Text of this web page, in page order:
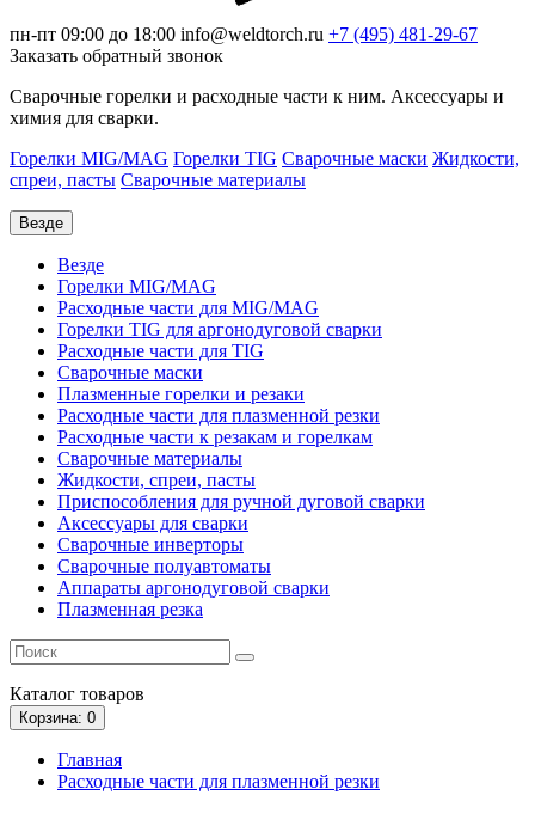
пн-пт 09:00 до 18:00 info@weldtorch.ru +7 (495) 481-29-67
Заказать обратный звонок
Сварочные горелки и расходные части к ним. Аксессуары и
химия для сварки.
Горелки MIG/MAG Горелки TIG Сварочные маски Жидкости,
спреи, пасты Сварочные материалы
Везде
Везде
Горелки MIG/MAG
Расходные части для MIG/MAG
Горелки TIG для аргонодуговой сварки
Расходные части для TIG
Сварочные маски
Плазменные горелки и резаки
Расходные части для плазменной резки
Расходные части к резакам и горелкам
Сварочные материалы
Жидкости, спреи, пасты
Приспособления для ручной дуговой сварки
Аксессуары для сварки
Сварочные инверторы
Сварочные полуавтоматы
Аппараты аргонодуговой сварки
Плазменная резка
Каталог товаров
Корзина: 0
Главная
Расходные части для плазменной резки